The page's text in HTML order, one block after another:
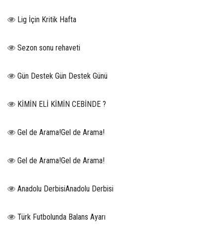
Lig İçin Kritik Hafta
Sezon sonu rehaveti
Gün Destek Gün Destek Günü
KİMİN ELİ KİMİN CEBİNDE ?
Gel de Arama!Gel de Arama!
Gel de Arama!Gel de Arama!
Anadolu DerbisiAnadolu Derbisi
Türk Futbolunda Balans Ayarı